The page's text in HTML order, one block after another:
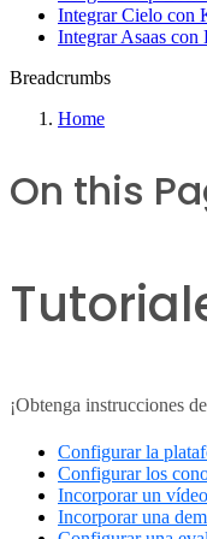
Integrar Cielo con
Integrar Asaas con
Breadcrumbs
Home
On this
¡Obtenga instrucciones
Configurar la
Configurar los
Incorporar un
Incorporar una